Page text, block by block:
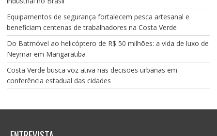
Equipamentos de segurança fortalecem pesca artesanal e
beneficiam centenas de trabalhadores na Costa Verde
Do Batmóvel ao helicóptero de R$ 50 milhões: a vida de luxo de
Neymar em Mangaratiba
Costa Verde busca voz ativa nas decisões urbanas em
conferência estadual das cidades